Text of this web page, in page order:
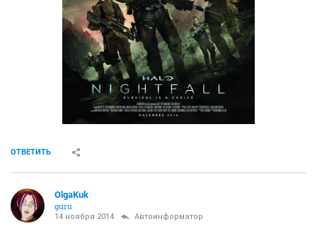
ОТВЕТИТЬ
OlgaKuk
guru
14 ноября 2014 Автоинформатор